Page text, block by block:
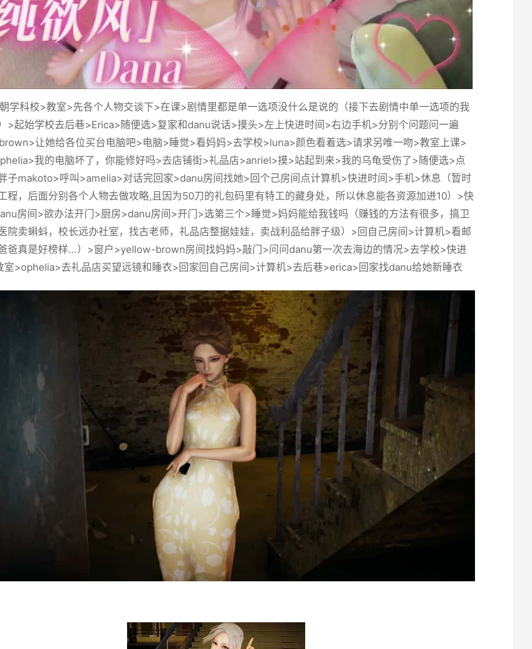
科校>教室>先各个人物交谈下>在课>剧情里都是单一选项没什么是说的（接下去剧情中单一选项的我
>起始学校去后巷>Erica>随便选>复家和danu说话>摸头>左上快进时间>右边手机>分别个问题问一遍
让她给各位买台电脑吧>电脑>睡觉>看妈妈>去学校>luna>颜色看着选>请求另唯一吻>教室上课>
我的电脑坏了，你能修好吗>去店铺街>礼品店>anriel>摸>站起到来>我的乌龟受伤了>随便选>点
子makoto>呼叫>amelia>对话完回家>danu房间找她>回个己房间点计算机>快进时间>手机>休息（暂时
程，后面分别各个人物去做攻略,且因为50刀的礼包码里有特工的藏身处，所以休息能各资源加进10）>快
房间>欲办法开门>厨房>danu房间>开门>选第三个>睡觉>妈妈能给我钱吗（赚钱的方法有很多，搞卫
院卖蝌蚪，校长远办社室，找古老师，礼品店整据娃娃，卖战利品给胖子级）>回自己房间>计算机>看邮
爸真是好榜样...）>窗户>yellow-brown房间找妈妈>敲门>问问danu第一次去海边的情况>去学校>快进
室>ophelia>去礼品店买望远镜和睡衣>回家回自己房间>计算机>去后巷>erica>回家找danu给她新睡衣